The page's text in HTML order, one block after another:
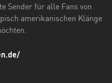
Sender für alle Fans von
amerikanischen Klänge